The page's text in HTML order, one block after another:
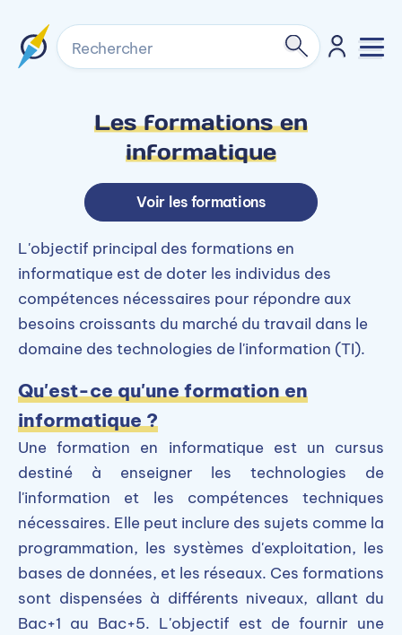
Rechercher
Les formations en
informatique
Voir les formations
L'objectif principal des formations en
informatique est de doter les individus des
compétences nécessaires pour répondre aux
besoins croissants du marché du travail dans le
domaine des technologies de l'information (TI).
Qu'est-ce qu'une formation en
informatique ?
Une formation en informatique est un cursus
destiné à enseigner les technologies de
l'information et les compétences techniques
nécessaires. Elle peut inclure des sujets comme la
programmation, les systèmes d'exploitation, les
bases de données, et les réseaux. Ces formations
sont dispensées à différents niveaux, allant du
Bac+1 au Bac+5. L'objectif est de fournir une